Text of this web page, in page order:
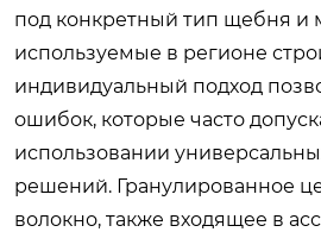
под конкретный тип щебня и
используемые в регионе
индивидуальный подход
ошибок, которые часто
использовании
решений. Гранулированное
волокно, также входящее в